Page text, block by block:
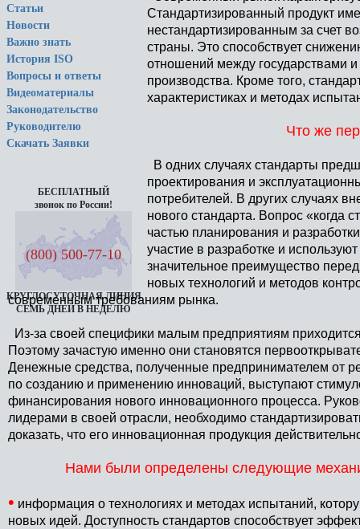
Статьи
Новости
Важно знать
История ISO
Вопросы и ответы
Видеоматериалы
Законодательство
Руководителю
Скачать Заявки
БЕСПЛАТНЫЙ
звонок по России!
(800) 500-77-10
КРУГЛОСУТОЧНАЯ ЛИНИЯ
СЕМЬ ДНЕЙ В НЕДЕЛЮ
Стандартизированный продукт
нестандартизированным за счет
страны. Это способствует
отношений между государствами
производства. Кроме того,
характеристиках и методах
Что же
В одних случаях стандарты
проектирования и
потребителей. В других случаях
нового стандарта. Вопрос «когда
частью планирования и
участие в разработке и
значительное преимущество
новых технологий и методов
современным требованиям рынка.
Из-за своей специфики малым предприятиям
Поэтому зачастую именно они становятся
Денежные средства, полученные предпринимателем от
по созданию и применению инноваций, выступают
финансирования нового инновационного процесса.
лидерами в своей отрасли, необходимо
доказать, что его инновационная продукция
Нами были определены следующие
• информация о технологиях и методах испытаний,
новых идей. Доступность стандартов способствует